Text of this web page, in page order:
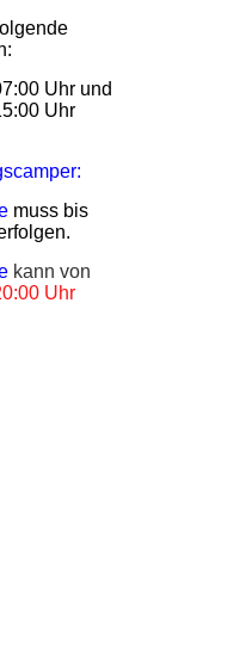
Uhr und
Uhr
muss bis
kann von
Uhr